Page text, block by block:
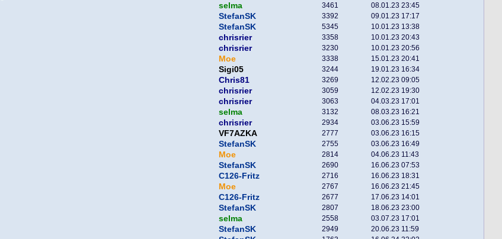
selma 3461 08.01.23 23:45
StefanSK 3392 09.01.23 17:17
StefanSK 5345 10.01.23 13:38
chrisrier 3358 10.01.23 20:43
chrisrier 3230 10.01.23 20:56
Moe 3338 15.01.23 20:41
Sigi05 3244 19.01.23 16:34
Chris81 3269 12.02.23 09:05
chrisrier 3059 12.02.23 19:30
chrisrier 3063 04.03.23 17:01
selma 3132 08.03.23 16:21
chrisrier 2934 03.06.23 15:59
VF7AZKA 2777 03.06.23 16:15
StefanSK 2755 03.06.23 16:49
Moe 2814 04.06.23 11:43
StefanSK 2690 16.06.23 07:53
C126-Fritz 2716 16.06.23 18:31
Moe 2767 16.06.23 21:45
C126-Fritz 2677 17.06.23 14:01
StefanSK 2807 18.06.23 23:00
selma 2558 03.07.23 17:01
StefanSK 2949 20.06.23 11:59